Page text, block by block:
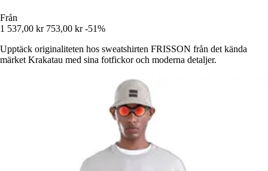
Från
1 537,00 kr 753,00 kr -51%
Upptäck originaliteten hos sweatshirten FRISSON från det kända
märket Krakatau med sina fotfickor och moderna detaljer.